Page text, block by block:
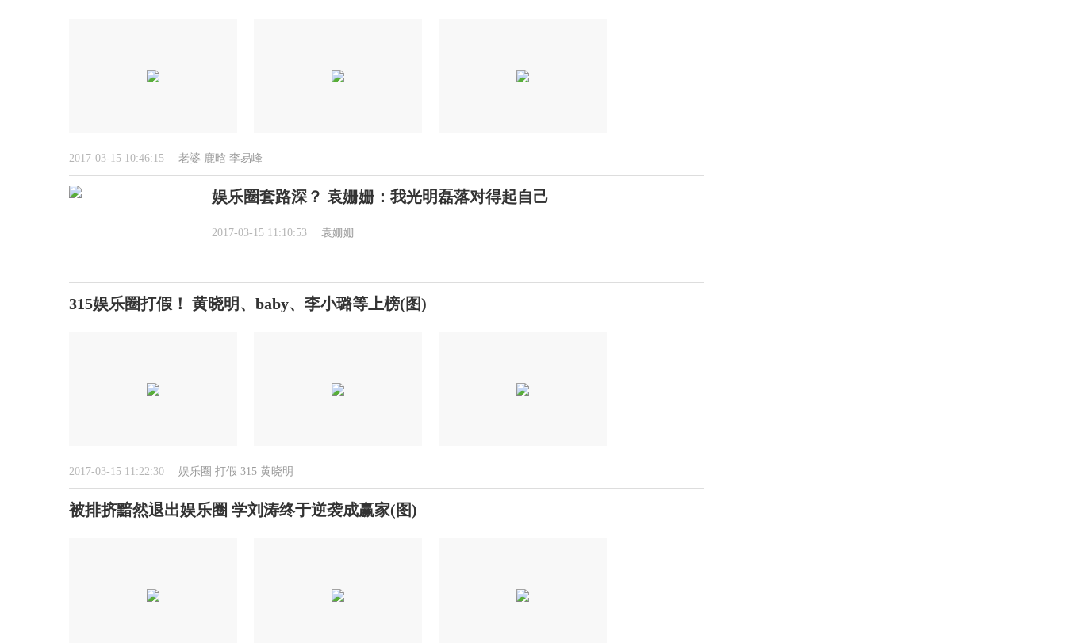
2017-03-15 10:46:15 老婆 鹿晗 李易峰
娱乐圈套路深？ 袁姗姗：我光明磊落对得起自己
2017-03-15 11:10:53 袁姗姗
315娱乐圈打假！ 黄晓明、baby、李小璐等上榜(图)
2017-03-15 11:22:30 娱乐圈 打假 315 黄晓明
被排挤黯然退出娱乐圈 学刘涛终于逆袭成赢家(图)